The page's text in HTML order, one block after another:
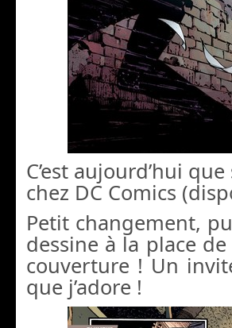
C’est aujourd’hui
chez DC Comics
Petit changement,
dessine à la place de
couverture ! Un
que j’adore !